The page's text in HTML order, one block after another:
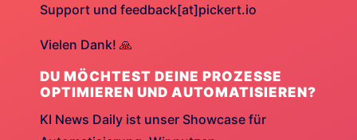
Support und feedback[at]pickert.io
Vielen Dank! 🙏
DU MÖCHTEST DEINE PROZESSE
OPTIMIEREN UND AUTOMATISIEREN?
KI News Daily ist unser Showcase für